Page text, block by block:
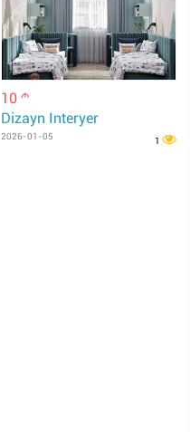
10 m
Dizayn Interyer
2026-01-05 1